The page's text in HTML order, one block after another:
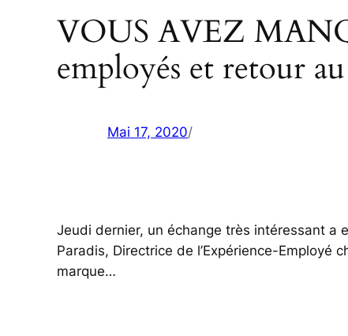
VOUS AVEZ
employés et retour
Mai 17, 2020/
Jeudi dernier, un échange très intéressant a
Paradis, Directrice de l’Expérience-
marque…